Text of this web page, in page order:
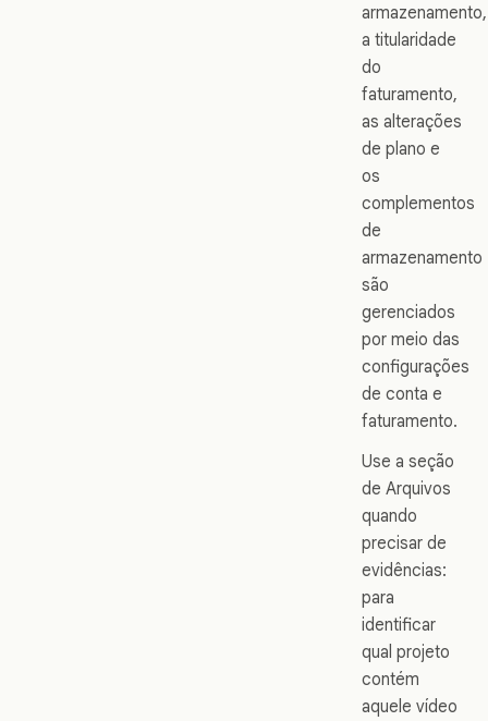
armazenamento,
a titularidade
do
faturamento,
as alterações
de plano e
os
complementos
de
armazenamento
são
gerenciados
por meio das
configurações
de conta e
faturamento.
Use a seção
de Arquivos
quando
precisar de
evidências:
para
identificar
qual projeto
contém
aquele vídeo